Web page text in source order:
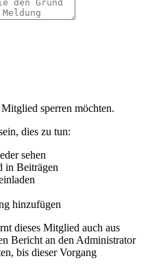
sperren möchten.
dies zu tun:
sehen
in Beiträgen
hinzufügen
dieses Mitglied auch aus
Bericht an den Administrator
bis dieser Vorgang